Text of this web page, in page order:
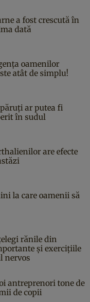
a fost crescută în
dată
oamenilor
atât de simplu!
ar putea fi
în sudul
are efecte
la care oamenii să
rănile din
și exercițiile
nervos
antreprenori tone de
de copii